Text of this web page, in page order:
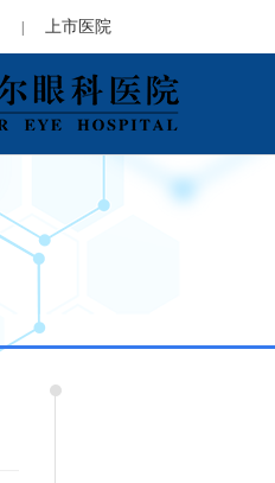
| 上市医院